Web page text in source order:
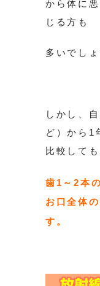
から体に
じる方も
多いでしょ
しかし、
ど）から1
比較しても
歯1～2本
お口全体
す。